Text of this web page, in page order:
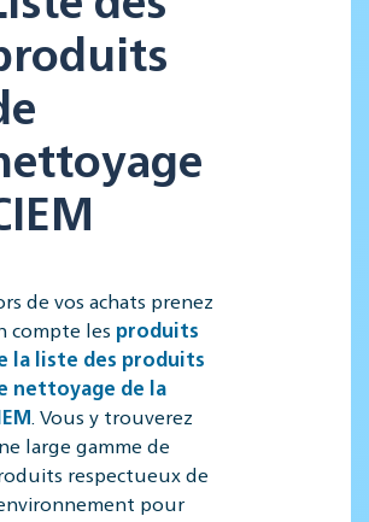
de vos achats prenez
compte les produits
la liste des produits
nettoyage de la
. Vous y trouverez
large gamme de
respectueux de
pour